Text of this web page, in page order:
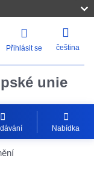
Přihlásit se čeština
unie
Nabídka